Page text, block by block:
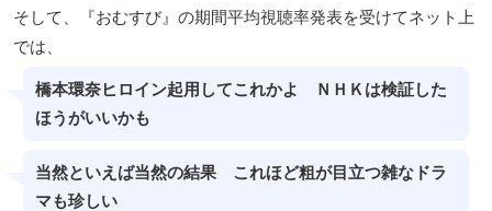
そして、『おむすび』の期間平均視聴率発表を受けてネット上
では、
橋本環奈ヒロイン起用してこれかよ ＮＨＫは検証した
ほうがいいかも
当然といえば当然の結果 これほど粗が目立つ雑なドラ
マも珍しい